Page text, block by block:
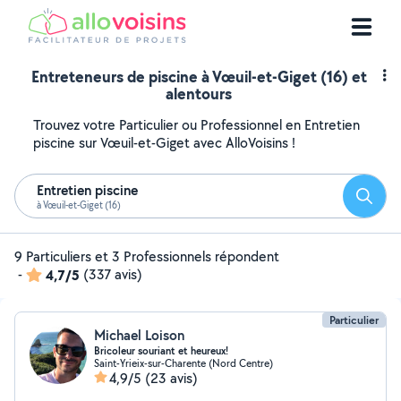
Entreteneurs de piscine à Vœuil-et-Giget (16) et
alentours
Trouvez votre Particulier ou Professionnel en Entretien
piscine sur Vœuil-et-Giget avec AlloVoisins !
Entretien piscine
à Vœuil-et-Giget (16)
9 Particuliers et 3 Professionnels répondent
-
4,7/5 (337 avis)
Particulier
Michael Loison
Bricoleur souriant et heureux!
Saint-Yrieix-sur-Charente (Nord Centre)
4,9/5 (23 avis)